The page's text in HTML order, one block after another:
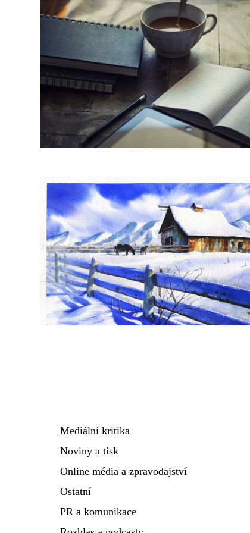
Mediální kritika
Noviny a tisk
Online média a zpravodajství
Ostatní
PR a komunikace